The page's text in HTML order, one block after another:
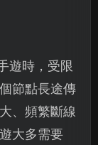
遊時，受限
節點長途傳
、頻繁斷線
大多需要